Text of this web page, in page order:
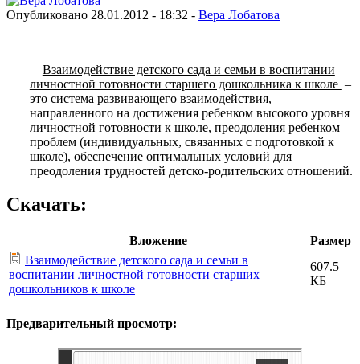
Опубликовано 28.01.2012 - 18:32 - Вера Лобатова
Взаимодействие детского сада и семьи в воспитании
личностной готовности старшего дошкольника к школе –
это система развивающего взаимодействия,
направленного на достижения ребенком высокого уровня
личностной готовности к школе, преодоления ребенком
проблем (индивидуальных, связанных с подготовкой к
школе), обеспечение оптимальных условий для
преодоления трудностей детско-родительских отношений.
Скачать:
Вложение
Размер
Взаимодействие детского сада и семьи в
воспитании личностной готовности старших
дошкольников к школе
607.5
КБ
Предварительный просмотр: